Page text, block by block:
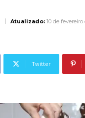
Atualizado: 10 de fevereiro
Twitter